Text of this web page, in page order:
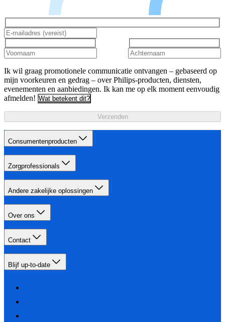
Ik wil graag promotionele communicatie ontvangen – gebaseerd op
mijn voorkeuren en gedrag – over Philips-producten, diensten,
evenementen en aanbiedingen. Ik kan me op elk moment eenvoudig
afmelden! Wat betekent dit?
Verzenden
Consumentenproducten
Zorgprofessionals
Andere zakelijke oplossingen
Over ons
Contact
Blijf up-to-date